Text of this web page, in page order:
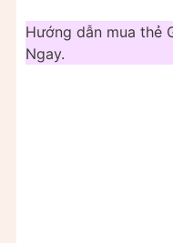
Hướng dẫn mua thẻ
Ngay.